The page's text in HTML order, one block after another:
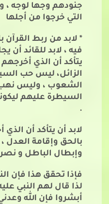
جنودهم وجها لوجه
التي خرجوا من أجلها
* لابد من ربط
فيه ، لابد للقائد
يتأكد أن الذي
الزائل، ليس حب
الشعوب ، وليس نهب
السيطرة عليهم
.
لابد أن يتأكد أن
بالحق وإقامة العدل
وإبطال الباطل و
فإذا تحقق هذا فإن
لذا قال لهم النبي
أبشروا فإن الله